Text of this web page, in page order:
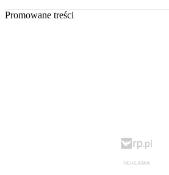
Promowane treści